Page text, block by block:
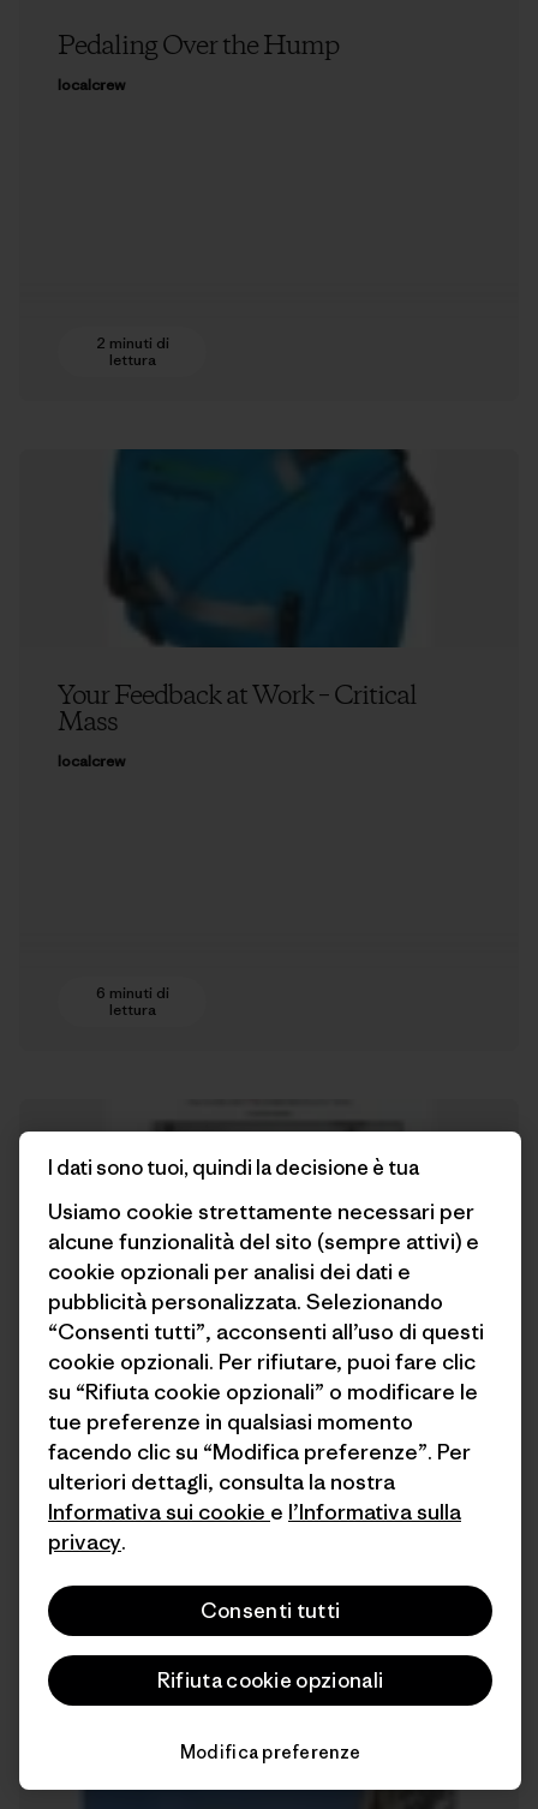
Pedaling Over the Hump
localcrew
2 minuti di
lettura
Your Feedback at Work – Critical
Mass
localcrew
6 minuti di
lettura
Beach of the King: A Personal History
of Playa Del Rey
localcrew
5 minuti di
lettura
I dati sono tuoi, quindi la decisione è tua
Usiamo cookie strettamente necessari per
alcune funzionalità del sito (sempre attivi) e
cookie opzionali per analisi dei dati e
pubblicità personalizzata. Selezionando
“Consenti tutti”, acconsenti all’uso di questi
cookie opzionali. Per rifiutare, puoi fare clic
su “Rifiuta cookie opzionali” o modificare le
tue preferenze in qualsiasi momento
facendo clic su “Modifica preferenze”. Per
ulteriori dettagli, consulta la nostra
Informativa sui cookie e l’Informativa sulla
privacy.
Consenti tutti
Rifiuta cookie opzionali
Modifica preferenze